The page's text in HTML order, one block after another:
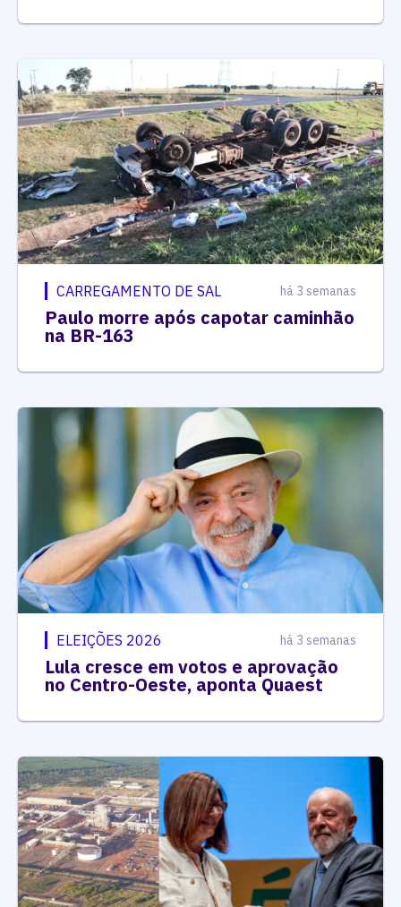
CARREGAMENTO DE SAL há 3 semanas
Paulo morre após capotar caminhão
na BR-163
ELEIÇÕES 2026 há 3 semanas
Lula cresce em votos e aprovação
no Centro-Oeste, aponta Quaest